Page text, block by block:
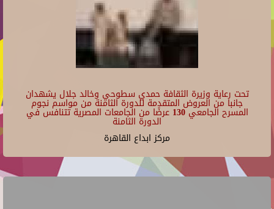
تحت رعاية وزيرة الثقافة حمدي سطوحي وخالد جلال يشهدان
جانبا من العروض المتقدمة للدورة الثامنة من مواسم نجوم
المسرح الجامعي 130 عرضًا من الجامعات المصرية تتنافس في
الدورة الثامنة
مركز ابداع القاهرة